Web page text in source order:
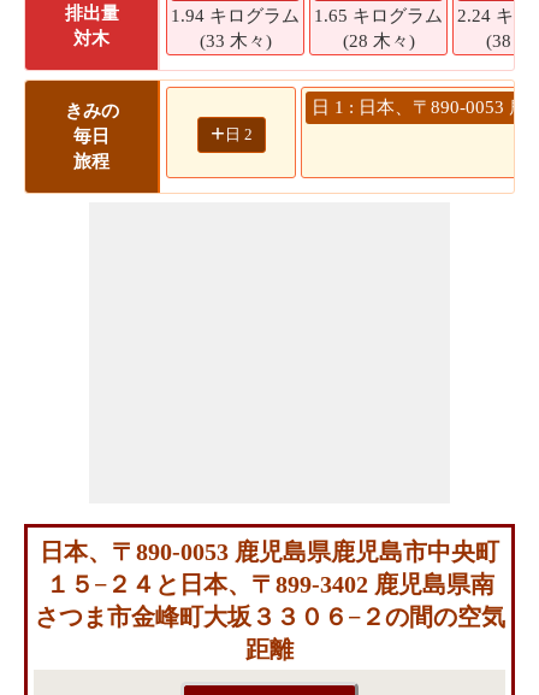
排出量
対木
1.94 キログラム
(33 木々)
1.65 キログラム
(28 木々)
2.24 キロ
(38 木
きみの
毎日
旅程
+ 日 2
日 1 : 日本、〒890-0053
日本、〒890-0053 鹿児島県鹿児島市中央町
１５−２４と日本、〒899-3402 鹿児島県南
さつま市金峰町大坂３３０６−２の間の空気
距離